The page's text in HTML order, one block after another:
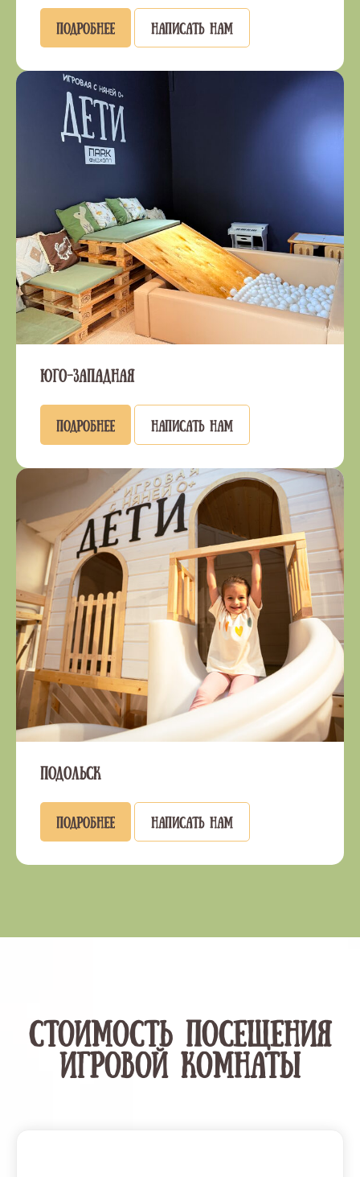
Подробнее Написать нам
Юго-западная
Подробнее Написать нам
Подольск
Подробнее Написать нам
Стоимость посещения
игровой комнаты